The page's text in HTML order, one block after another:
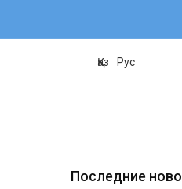
Қаз Рус
Последние